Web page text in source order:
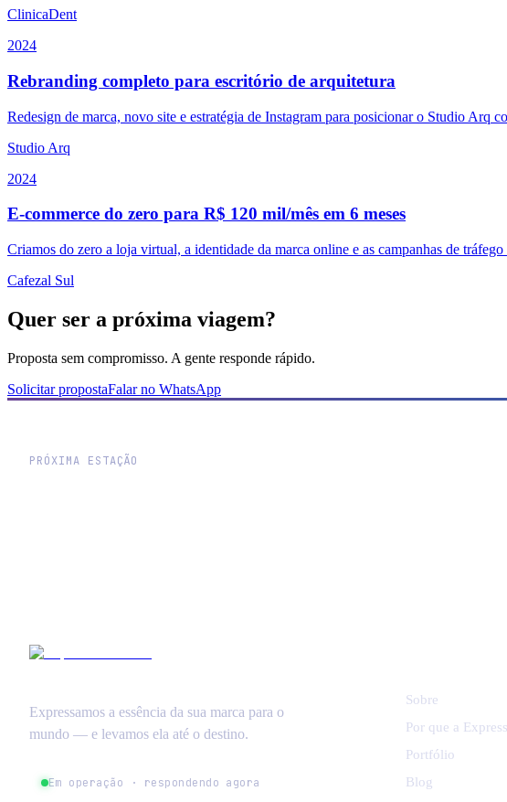
ClinicaDent
2024
Rebranding completo para escritório de arquitetura
Redesign de marca, novo site e estratégia de Instagram para posicionar o Studio Arq
Studio Arq
2024
E-commerce do zero para R$ 120 mil/mês em 6 meses
Criamos do zero a loja virtual, a identidade da marca online e as campanhas de
Cafezal Sul
Quer ser a próxima viagem?
Proposta sem compromisso. A gente responde rápido.
Solicitar propostaFalar no WhatsApp
PRÓXIMA ESTAÇÃO
Expressamos a essência da sua marca para o
mundo — e levamos ela até o destino.
Em operação · respondendo agora
Sobre
Por que a
Portfólio
Blog